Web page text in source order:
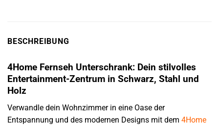
BESCHREIBUNG
4Home Fernseh Unterschrank: Dein stilvolles
Entertainment-Zentrum in Schwarz, Stahl und
Holz
Verwandle dein Wohnzimmer in eine Oase der
Entspannung und des modernen Designs mit dem 4Home